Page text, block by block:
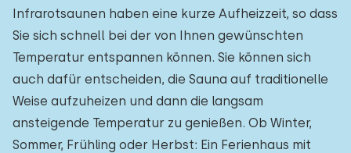
Infrarotsaunen haben eine kurze Aufheizzeit, so dass
Sie sich schnell bei der von Ihnen gewünschten
Temperatur entspannen können. Sie können sich
auch dafür entscheiden, die Sauna auf traditionelle
Weise aufzuheizen und dann die langsam
ansteigende Temperatur zu genießen. Ob Winter,
Sommer, Frühling oder Herbst: Ein Ferienhaus mit